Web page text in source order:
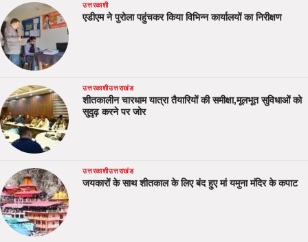
उत्तरकाशी
एडीएम ने पुरोला पहुंचकर किया विभिन्न कार्यालयों का निरीक्षण
उत्तरकाशीउत्तराखंड
शीतकालीन चारधाम यात्रा तैयारियों की समीक्षा,मूलभूत सुविधाओं को
सुदृढ़ करने पर जोर
उत्तरकाशीउत्तराखंड
जयकारों के साथ शीतकाल के लिए बंद हुए मां यमुना मंदिर के कपाट